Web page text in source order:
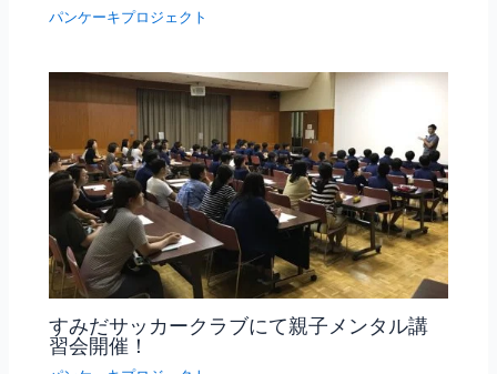
パンケーキプロジェクト
すみだサッカークラブにて親子メンタル講
習会開催！